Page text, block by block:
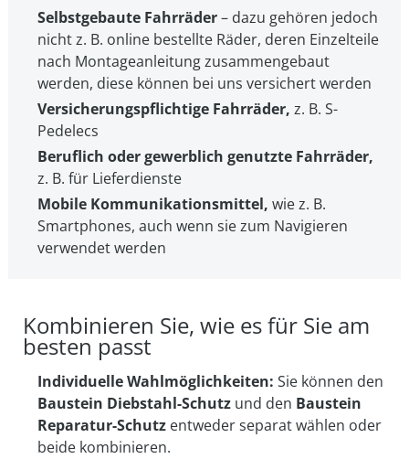
Selbstgebaute Fahrräder– dazu gehören jedoch
nicht z. B. online bestellte Räder, deren Einzelteile
nach Montageanleitung zusammengebaut
werden, diese können bei uns versichert werden
Versicherungspflichtige Fahrräder, z. B. S-
Pedelecs
Beruflich oder gewerblich genutzte Fahrräder,
z. B. für Lieferdienste
Mobile Kommunikationsmittel, wie z. B.
Smartphones, auch wenn sie zum Navigieren
verwendet werden
Kombinieren Sie, wie es für Sie am
besten passt
Individuelle Wahlmöglichkeiten: Sie können den
Baustein Diebstahl-Schutzund den Baustein
Reparatur-Schutzentweder separat wählen oder
beide kombinieren.